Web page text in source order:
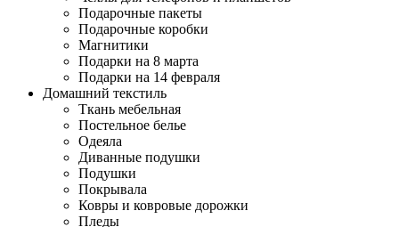
Подарочные пакеты
Подарочные коробки
Магнитики
Подарки на 8 марта
Подарки на 14 февраля
Домашний текстиль
Ткань мебельная
Постельное белье
Одеяла
Диванные подушки
Подушки
Покрывала
Ковры и ковровые дорожки
Пледы